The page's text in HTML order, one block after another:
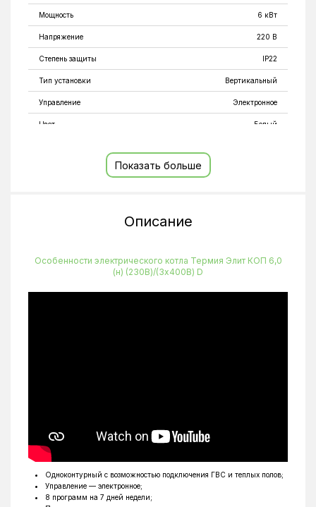
Мощность 6 кВт
Напряжение 220 В
Степень защиты IP22
Тип установки Вертикальный
Управление Электронное
Цвет Белый
Максимальная температура нагрева
Показать больше
Описание
Особенности электрического котла Термия Элит КОП 6,0
(н) (230В)/(3х400В) D
Одноконтурный с возможностью подключения ГВС и теплых полов;
Управление — электронное;
8 программ на 7 дней недели;